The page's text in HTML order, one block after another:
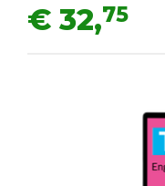
€ 32,75